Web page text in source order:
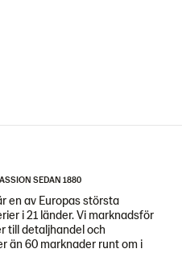
SEDAN 1880
en av Europas största
i 21 länder. Vi marknadsför
till detaljhandel och
än 60 marknader runt om i